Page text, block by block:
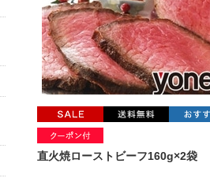
直火焼ローストビーフ160g×2袋